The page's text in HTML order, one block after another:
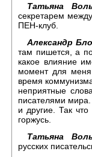
Татьяна
секретарем
ПЕН-клуб.
Александр
там пишется, а
какое влияние
момент для
время
неприятные
писателями
и другие. Так
горжусь.
Татьяна
русских